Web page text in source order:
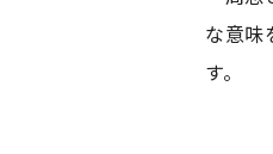
な意味
す。